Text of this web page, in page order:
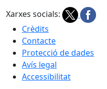
Xarxes socials:
Crèdits
Contacte
Protecció de dades
Avís legal
Accessibilitat